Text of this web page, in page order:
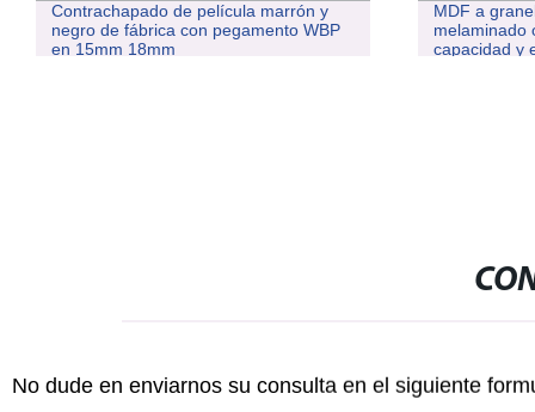
Contrachapado de película marrón y
negro de fábrica con pegamento WBP
en 15mm 18mm
MDF a
melaminado
capacidad y
No dude en enviarnos su consulta en el siguiente